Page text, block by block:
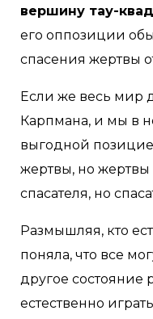
вершину тау-
его оппозиции
спасения жертвы
Если же весь мир
Карпмана, и мы в
выгодной
жертвы, но
спасателя, но
Размышляя, кто
поняла, что все
другое состояние
естественно